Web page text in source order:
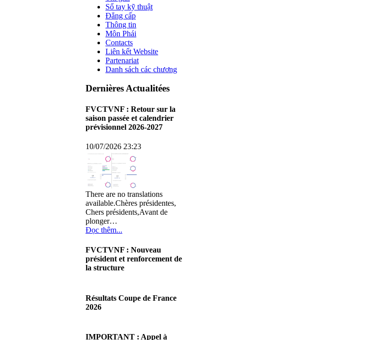
Sổ tay kỹ thuật
Đẳng cấp
Thông tin
Môn Phái
Contacts
Liên kết Website
Partenariat
Danh sách các chương
Dernières Actualitées
FVCTVNF : Retour sur la
saison passée et calendrier
prévisionnel 2026-2027
10/07/2026 23:23
There are no translations
available.Chères présidentes,
Chers présidents,Avant de
plonger…
Đọc thêm...
FVCTVNF : Nouveau
président et renforcement de
la structure
There are no translations
available.Chères Présidentes,
Đọc thêm...
Résultats Coupe de France
2026
There are no translations
IMPORTANT : Appel à